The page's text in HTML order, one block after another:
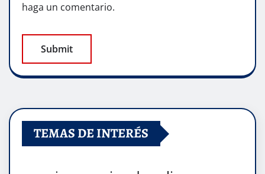
haga un comentario.
TEMAS DE INTERÉS